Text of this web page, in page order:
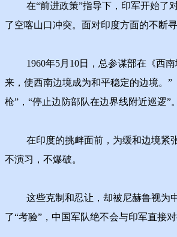
在“前进政策”指导下，印军开始了对
了空喀山口冲突。面对印度方面的不断
1960年5月10日，总参谋部在《西南
来，使西南边境成为和平稳定的边境。
枪”，“停止边防部队在边界线附近巡逻”。
在印度的挑衅面前，为缓和边境紧张
不演习，不爆破。
这些克制和忍让，却被尼赫鲁视为中
了“考验”，中国军队绝不会与印军直接